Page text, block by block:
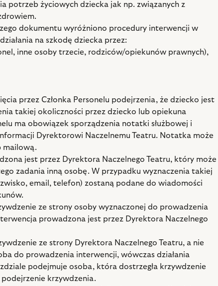
potrzeb życiowych dziecka jak np. związanych z
dokumentu wyróżniono procedury interwencji w
na szkodę dziecka przez:
inne osoby trzecie, rodziców/opiekunów prawnych),
przez Członka Personelu podejrzenia, że dziecko jest
takiej okoliczności przez dziecko lub opiekuna
ma obowiązek sporządzenia notatki służbowej i
Dyrektorowi Naczelnemu Teatru. Notatka może
mailową.
jest przez Dyrektora Naczelnego Teatru, który może
zadania inną osobę. W przypadku wyznaczenia takiej
email, telefon) zostaną podane do wiadomości
ze strony osoby wyznaczonej do prowadzenia
prowadzona jest przez Dyrektora Naczelnego
ze strony Dyrektora Naczelnego Teatru, a nie
do prowadzenia interwencji, wówczas działania
podejmuje osoba, która dostrzegła krzywdzenie
podejrzenie krzywdzenia.